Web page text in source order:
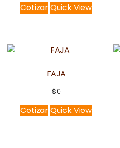
CotizarQuick View
FAJA
$0
CotizarQuick View